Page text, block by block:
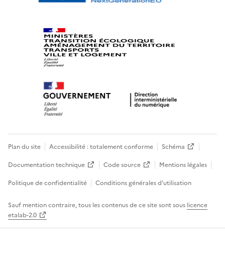
Plan du site Accessibilité : totalement conforme
Schéma
Documentation technique
Code source
Mentions légales
Politique de confidentialité
Conditions générales d’utilisation
Sauf mention contraire, tous les contenus de ce site sont sous licence
etalab-2.0